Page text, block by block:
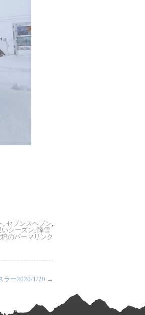
, セブンスヘブン,
いシーズン, 降雪
のパーマリンク
ラー2020/1/20 →